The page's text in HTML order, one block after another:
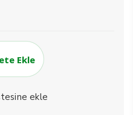
Ekle
ekle